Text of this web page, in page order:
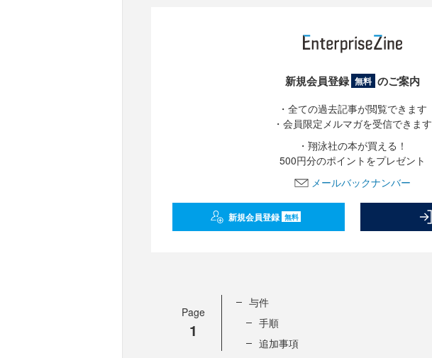
新規会員登録 無料 のご案内
・全ての過去記事が閲覧できます
・会員限定メルマガを受信できます
・翔泳社の本が買える！
500円分のポイントをプレゼント
メールバックナンバー
新規会員登録 無料
Page
1
与件
手順
追加事項